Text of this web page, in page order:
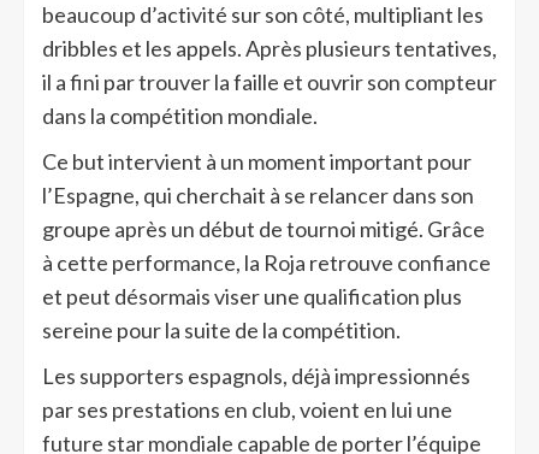
beaucoup d’activité sur son côté, multipliant les
dribbles et les appels. Après plusieurs tentatives,
il a fini par trouver la faille et ouvrir son compteur
dans la compétition mondiale.
Ce but intervient à un moment important pour
l’Espagne, qui cherchait à se relancer dans son
groupe après un début de tournoi mitigé. Grâce
à cette performance, la Roja retrouve confiance
et peut désormais viser une qualification plus
sereine pour la suite de la compétition.
Les supporters espagnols, déjà impressionnés
par ses prestations en club, voient en lui une
future star mondiale capable de porter l’équipe